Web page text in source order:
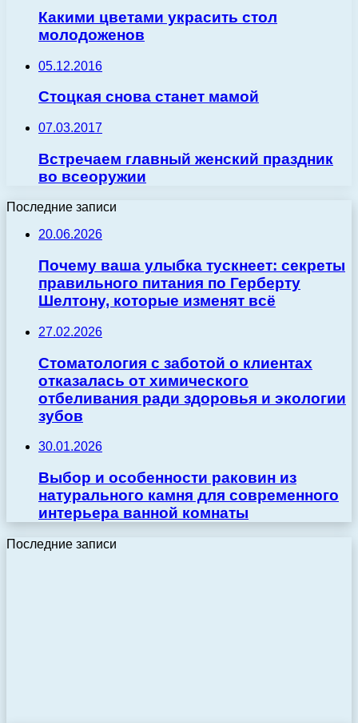
Какими цветами украсить стол
молодоженов
05.12.2016
Стоцкая снова станет мамой
07.03.2017
Встречаем главный женский праздник
во всеоружии
Последние записи
20.06.2026
Почему ваша улыбка тускнеет: секреты
правильного питания по Герберту
Шелтону, которые изменят всё
27.02.2026
Стоматология с заботой о клиентах
отказалась от химического
отбеливания ради здоровья и экологии
зубов
30.01.2026
Выбор и особенности раковин из
натурального камня для современного
интерьера ванной комнаты
Последние записи